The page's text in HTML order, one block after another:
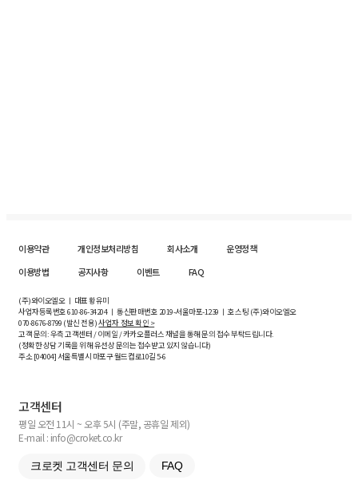
이용약관 개인정보처리방침 회사소개
운영정책
이용방법
공지사항 이벤트 FAQ
(주)와이오엘오 ㅣ 대표 황유미
사업자등록번호610-86-34204ㅣ 통신판매번호 2019-서울마포-1239 ㅣ 호스팅 (주)와이오엘오
070-8676-8799 (발신 전용)사업자 정보 확인 >
고객 문의: 우측 고객센터 / 이메일 / 카카오플러스 채널을 통해 문의 접수 부탁드립니다.
(정확한 상담 기록을 위해 유선상 문의는 접수받고 있지 않습니다)
주소 [04004] 서울특별시 마포구 월드컵로10길5-6
고객센터
평일 오전 11시 ~ 오후 5시 (주말, 공휴일 제외)
E-mail : info@croket.co.kr
크로켓 고객센터 문의 FAQ